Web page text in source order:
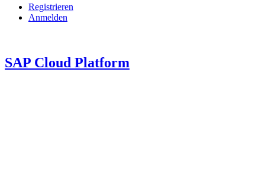
Registrieren
Anmelden
SAP Cloud Platform